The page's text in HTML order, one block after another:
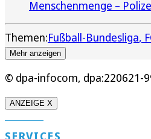
Menschenmenge –
Themen:Fußball-Bundesliga
Mehr anzeigen
© dpa-infocom, dpa:220621-
ANZEIGE X